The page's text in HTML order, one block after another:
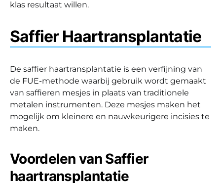
klas resultaat willen.
Saffier Haartransplantatie
De saffier haartransplantatie is een verfijning van
de FUE-methode waarbij gebruik wordt gemaakt
van saffieren mesjes in plaats van traditionele
metalen instrumenten. Deze mesjes maken het
mogelijk om kleinere en nauwkeurigere incisies te
maken.
Voordelen van Saffier
haartransplantatie